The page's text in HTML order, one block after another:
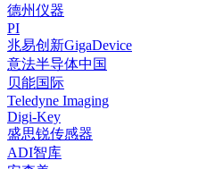
德州仪器
PI
兆易创新GigaDevice
意法半导体中国
贝能国际
Teledyne Imaging
Digi-Key
盛思锐传感器
ADI智库